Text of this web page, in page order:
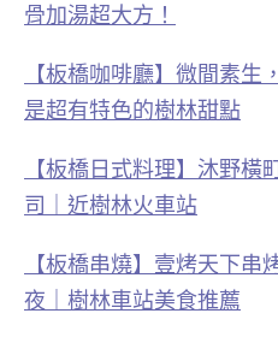
骨加湯超大方！
【板橋咖啡廳】微間素生
是超有特色的樹林甜點
【板橋⽇式料理】沐野橫
司｜近樹林火車站
【板橋串燒】壹烤天下串
夜｜樹林車站美食推薦